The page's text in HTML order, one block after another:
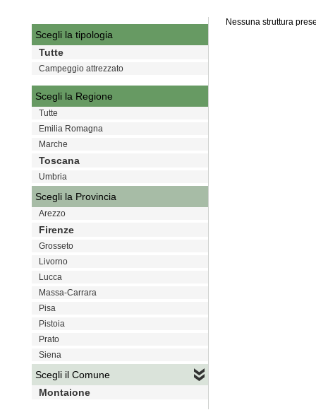
Nessuna struttura
Scegli la tipologia
Tutte
Campeggio attrezzato
Scegli la Regione
Tutte
Emilia Romagna
Marche
Toscana
Umbria
Scegli la Provincia
Arezzo
Firenze
Grosseto
Livorno
Lucca
Massa-Carrara
Pisa
Pistoia
Prato
Siena
Scegli il Comune
Montaione